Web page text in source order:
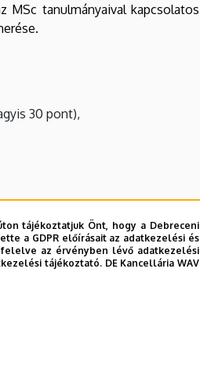
MSc tanulmányaival kapcsolatos
30 pont),
2 pont
hivatalos honlapján, a
tájékoztatjuk Önt, hogy a Debreceni
a GDPR előírásait az adatkezelési és
az érvényben lévő adatkezelési
tájékoztató. DE Kancellária WAV